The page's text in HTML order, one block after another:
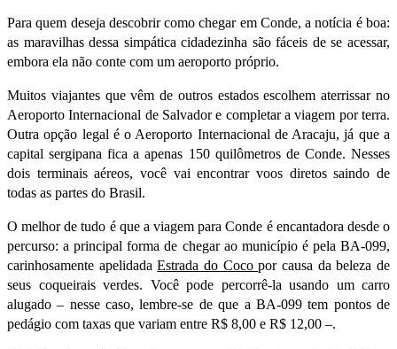
Para quem deseja descobrir como chegar em Conde, a notícia é boa:
as maravilhas dessa simpática cidadezinha são fáceis de se acessar,
embora ela não conte com um aeroporto próprio.
Muitos viajantes que vêm de outros estados escolhem aterrissar no
Aeroporto Internacional de Salvador e completar a viagem por terra.
Outra opção legal é o Aeroporto Internacional de Aracaju, já que a
capital sergipana fica a apenas 150 quilômetros de Conde. Nesses
dois terminais aéreos, você vai encontrar voos diretos saindo de
todas as partes do Brasil.
O melhor de tudo é que a viagem para Conde é encantadora desde o
percurso: a principal forma de chegar ao município é pela BA-099,
carinhosamente apelidadaEstrada do Cocopor causa da beleza de
seus coqueirais verdes. Você pode percorrê-la usando um carro
alugado – nesse caso, lembre-se de que a BA-099 tem pontos de
pedágio com taxas que variam entre R$ 8,00 e R$ 12,00 –.